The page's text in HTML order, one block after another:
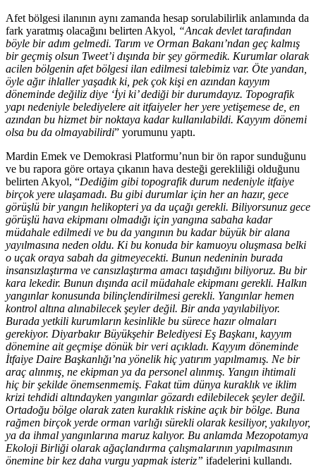
Afet bölgesi ilanının aynı zamanda hesap sorulabilirlik anlamında da
fark yaratmış olacağını belirten Akyol, “Ancak devlet tarafından
böyle bir adım gelmedi. Tarım ve Orman Bakanı’ndan geç kalmış
bir geçmiş olsun Tweet’i dışında bir şey görmedik. Kurumlar olarak
acilen bölgenin afet bölgesi ilan edilmesi talebimiz var. Öte yandan,
öyle ağır ihlaller yaşadık ki, pek çok kişi en azından kayyım
döneminde değiliz diye ‘İyi ki’ dediği bir durumdayız. Topografik
yapı nedeniyle belediyelere ait itfaiyeler her yere yetişemese de, en
azından bu hizmet bir noktaya kadar kullanılabildi. Kayyım dönemi
olsa bu da olmayabilirdi” yorumunu yaptı.
Mardin Emek ve Demokrasi Platformu’nun bir ön rapor sunduğunu
ve bu rapora göre ortaya çıkanın hava desteği gerekliliği olduğunu
belirten Akyol, “Dediğim gibi topografik durum nedeniyle itfaiye
birçok yere ulaşamadı. Bu gibi durumlar için her an hazır, gece
görüşlü bir yangın helikopteri ya da uçağı gerekli. Biliyorsunuz gece
görüşlü hava ekipmanı olmadığı için yangına sabaha kadar
müdahale edilmedi ve bu da yangının bu kadar büyük bir alana
yayılmasına neden oldu. Ki bu konuda bir kamuoyu oluşmasa belki
o uçak oraya sabah da gitmeyecekti. Bunun nedeninin burada
insansızlaştırma ve cansızlaştırma amacı taşıdığını biliyoruz. Bu bir
kara lekedir. Bunun dışında acil müdahale ekipmanı gerekli. Halkın
yangınlar konusunda bilinçlendirilmesi gerekli. Yangınlar hemen
kontrol altına alınabilecek şeyler değil. Bir anda yayılabiliyor.
Burada yetkili kurumların kesinlikle bu sürece hazır olmaları
gerekiyor. Diyarbakır Büyükşehir Belediyesi Eş Başkanı, kayyım
dönemine ait geçmişe dönük bir veri açıkladı. Kayyım döneminde
İtfaiye Daire Başkanlığı’na yönelik hiç yatırım yapılmamış. Ne bir
araç alınmış, ne ekipman ya da personel alınmış. Yangın ihtimali
hiç bir şekilde önemsenmemiş. Fakat tüm dünya kuraklık ve iklim
krizi tehdidi altındayken yangınlar gözardı edilebilecek şeyler değil.
Ortadoğu bölge olarak zaten kuraklık riskine açık bir bölge. Buna
rağmen birçok yerde orman varlığı sürekli olarak kesiliyor, yakılıyor,
ya da ihmal yangınlarına maruz kalıyor. Bu anlamda Mezopotamya
Ekoloji Birliği olarak ağaçlandırma çalışmalarının yapılmasının
önemine bir kez daha vurgu yapmak isteriz” ifadelerini kullandı.